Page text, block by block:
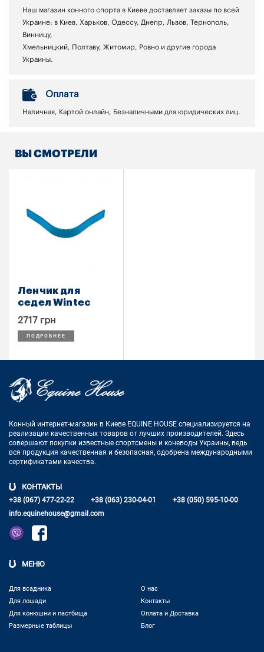
Наш магазин конного спорта в Киеве доставляет заказы по всей
Украине: в Киев, Харьков, Одессу, Днепр, Львов, Тернополь,
Винницу,
Хмельницкий, Полтаву, Житомир, Ровно и другие города
Украины.
Оплата
Наличная, Картой онлайн, Безналичными для юридических лиц.
ВЫ СМОТРЕЛИ
Ленчик для
седел Wintec
2717 грн
ПОДРОБНЕЕ
Конный интернет-магазин в Киеве EQUINE HOUSE специализируется на
реализации качественных товаров от лучших производителей. Здесь
совершают покупки известные спортсмены и коневоды Украины, ведь
вся продукция качественная и безопасная, одобрена международными
сертификатами качества.
КОНТАКТЫ
+38 (067) 477-22-22 +38 (063) 230-04-01
+38 (050) 595-10-00
info.equinehouse@gmail.com
МЕНЮ
Для всадника
Для лошади
Для конюшни и пастбища
Размерные таблицы
О нас
Контакты
Оплата и Доставка
Блог